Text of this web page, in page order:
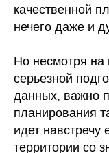
качественной
нечего даже и
Но несмотря на
серьезной
данных, важно
планирования
идет навстречу
территории со